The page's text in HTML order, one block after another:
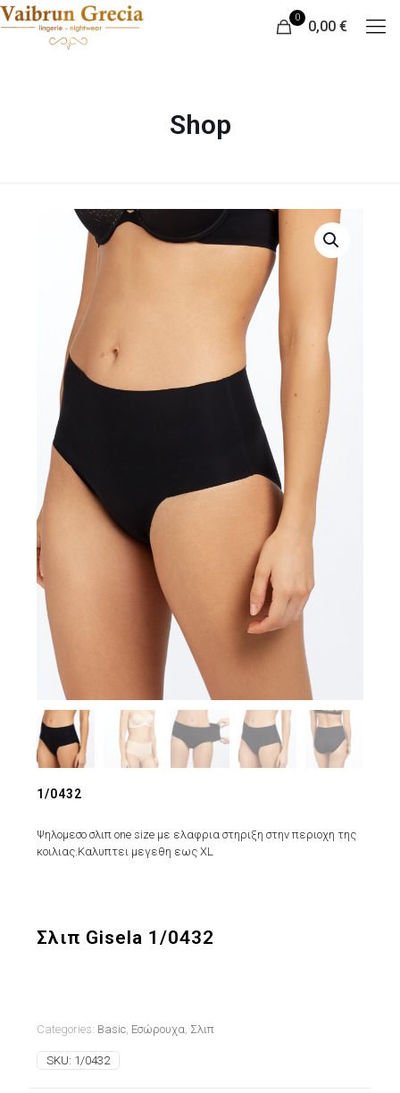
0
0,00 €
Shop
1/0432
Ψηλομεσο σλιπ one size με ελαφρια στηριξη στην περιοχη της
κοιλιας.Καλυπτει μεγεθη εως XL
Σλιπ Gisela 1/0432
Categories: Basic, Εσώρουχα, Σλιπ
SKU: 1/0432